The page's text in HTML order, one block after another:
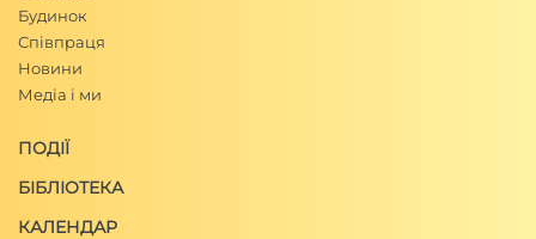
Будинок
Співпраця
Новини
Медіа і ми
ПОДІЇ
БІБЛІОТЕКА
КАЛЕНДАР